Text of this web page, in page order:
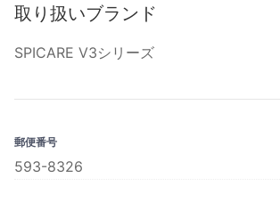
取り扱いブランド
SPICARE V3シリーズ
郵便番号
593-8326